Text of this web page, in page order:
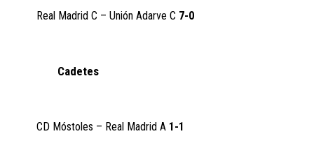
Real Madrid C – Unión Adarve C 7-0
Cadetes
CD Móstoles – Real Madrid A 1-1